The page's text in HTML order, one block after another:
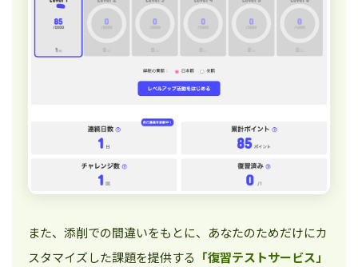
また、添削での間違いをもとに、あなたのためだけにカ
スタマイズした課題を提供する 「復習テストサービス」